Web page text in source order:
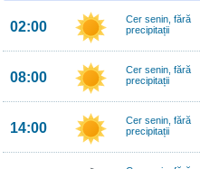
02:00
Cer senin, fără
precipitații
08:00
Cer senin, fără
precipitații
14:00
Cer senin, fără
precipitații